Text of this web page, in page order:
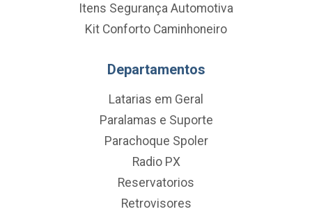
Itens Segurança Automotiva
Kit Conforto Caminhoneiro
Departamentos
Latarias em Geral
Paralamas e Suporte
Parachoque Spoler
Radio PX
Reservatorios
Retrovisores